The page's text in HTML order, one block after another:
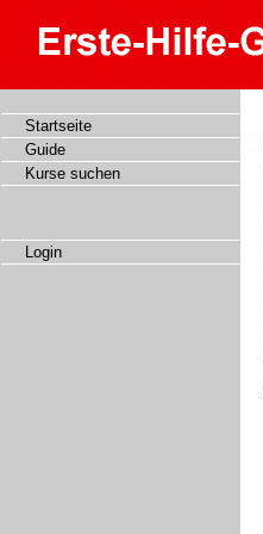
Startseite
Guide
Kurse suchen
Login